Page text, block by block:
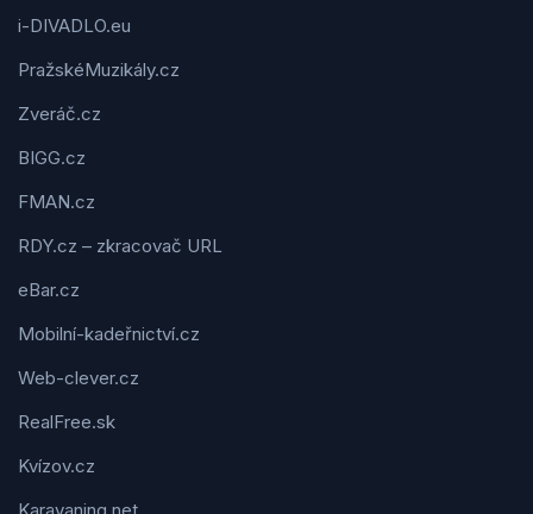
i-DIVADLO.eu
PražskéMuzikály.cz
Zveráč.cz
BIGG.cz
FMAN.cz
RDY.cz – zkracovač URL
eBar.cz
Mobilní-kadeřnictví.cz
Web-clever.cz
RealFree.sk
Kvízov.cz
Karavaning.net